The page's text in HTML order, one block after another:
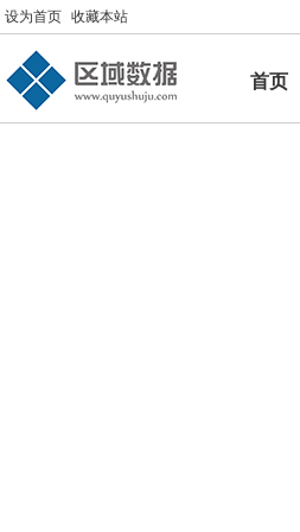
设为首页 收藏本站
首页
帮助